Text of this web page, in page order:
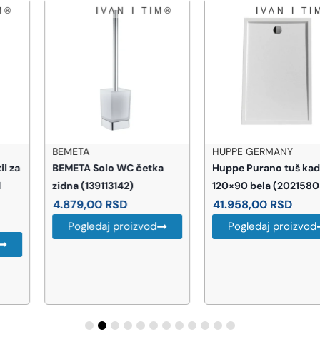
BEMETA Solo WC četka
zidna (139113142)
4.879,00RSD
Pogledaj proizvod
HUPPE GERMANY
Huppe Purano tuš kada
120×90 bela (202158055)
41.958,00RSD
Pogledaj proizvod